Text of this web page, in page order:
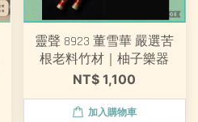
靈聲 8923 董雪華 嚴選苦
根老料竹材｜柚子樂器
NT$ 1,100
加入購物車